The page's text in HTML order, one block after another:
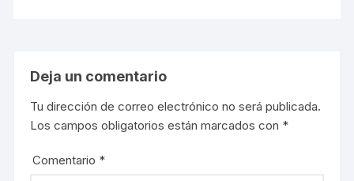
Deja un comentario
Tu dirección de correo electrónico no será publicada.
Los campos obligatorios están marcados con *
Comentario *